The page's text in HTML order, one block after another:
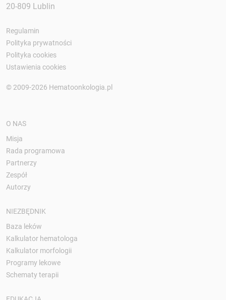
20-809 Lublin
Regulamin
Polityka prywatności
Polityka cookies
Ustawienia cookies
© 2009-2026 Hematoonkologia.pl
O NAS
Misja
Rada programowa
Partnerzy
Zespół
Autorzy
NIEZBĘDNIK
Baza leków
Kalkulator hematologa
Kalkulator morfologii
Programy lekowe
Schematy terapii